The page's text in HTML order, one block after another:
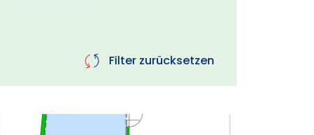
Filter zurücksetzen